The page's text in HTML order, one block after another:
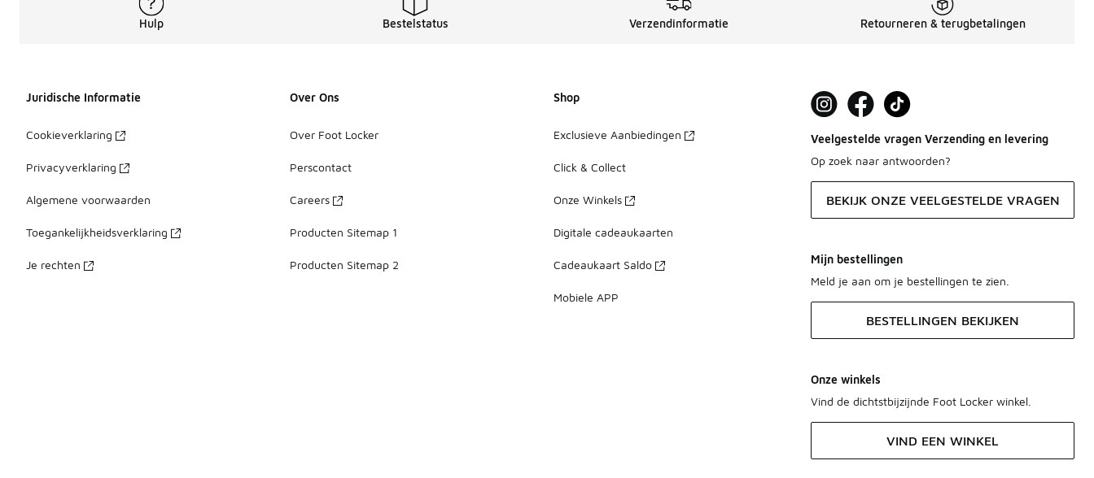
Hulp Bestelstatus Verzendinformatie Retourneren & terugbetalingen
Juridische Informatie
Cookieverklaring
Privacyverklaring
Algemene voorwaarden
Toegankelijkheidsverklaring
Je rechten
Over Ons
Over Foot Locker
Perscontact
Careers
Producten Sitemap 1
Producten Sitemap 2
Shop
Exclusieve Aanbiedingen
Click & Collect
Onze Winkels
Digitale cadeaukaarten
Cadeaukaart Saldo
Mobiele APP
Veelgestelde vragen Verzending en levering
Op zoek naar antwoorden?
BEKIJK ONZE VEELGESTELDE VRAGEN
Mijn bestellingen
Meld je aan om je bestellingen te zien.
BESTELLINGEN BEKIJKEN
Onze winkels
Vind de dichtstbijzijnde Foot Locker winkel.
VIND EEN WINKEL